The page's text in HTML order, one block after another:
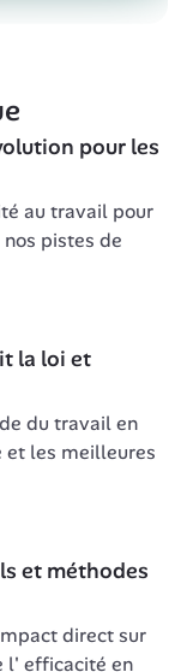
pour les
au travail pour
pistes de
la loi et
du travail en
et les meilleures
et méthodes
direct sur
l' efficacité en